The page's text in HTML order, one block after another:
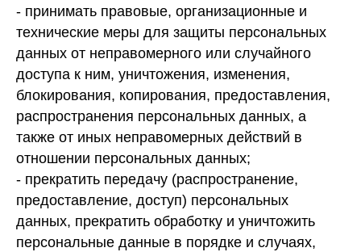
- принимать правовые, организационные и
технические меры для защиты персональных
данных от неправомерного или случайного
доступа к ним, уничтожения, изменения,
блокирования, копирования, предоставления,
распространения персональных данных, а
также от иных неправомерных действий в
отношении персональных данных;
- прекратить передачу (распространение,
предоставление, доступ) персональных
данных, прекратить обработку и уничтожить
персональные данные в порядке и случаях,